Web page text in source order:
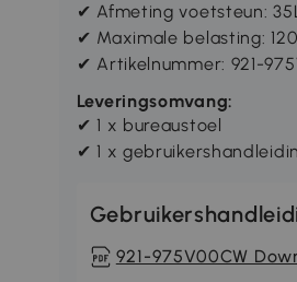
✔ Afmeting voetsteun:
✔ Maximale belasting:
✔ Artikelnummer: 921-
Leveringsomvang:
✔ 1 x bureaustoel
✔ 1 x
921-975V00CW